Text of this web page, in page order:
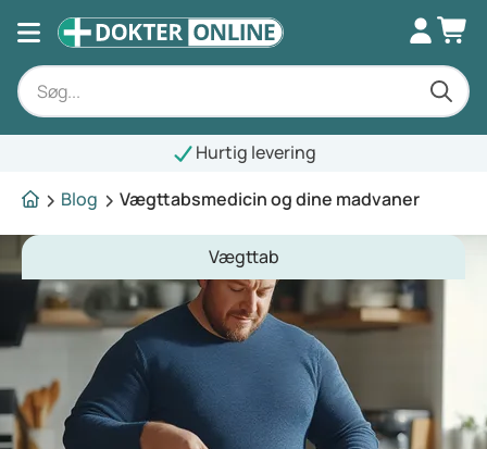
Hurtig levering
Blog
Vægttabsmedicin og dine madvaner
Vægttab